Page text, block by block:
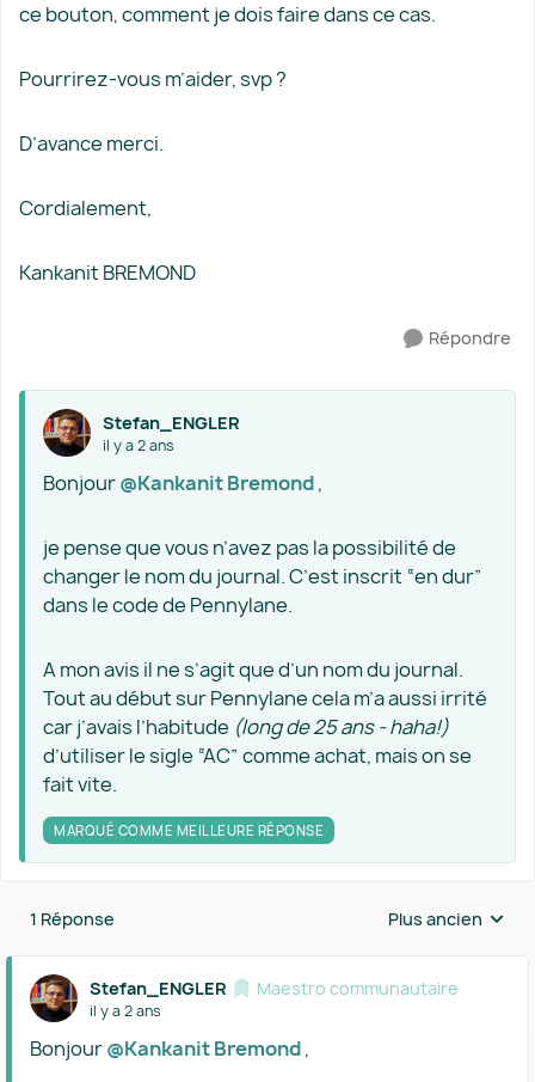
ce bouton, comment je dois faire dans ce cas.
Pourrirez-vous m’aider, svp ?
D’avance merci.
Cordialement,
Kankanit BREMOND
Répondre
Stefan_ENGLER
il y a 2 ans
Bonjour@Kankanit Bremond,
je pense que vous n’avez pas la possibilité de
changer le nom du journal. C’est inscrit “en dur”
dans le code de Pennylane.
A mon avis il ne s’agit que d’un nom du journal.
Tout au début sur Pennylane cela m’a aussi irrité
car j’avais l’habitude (long de 25 ans - haha!)
d’utiliser le sigle “AC” comme achat, mais on se
fait vite.
MARQUÉ COMME MEILLEURE RÉPONSE
1 Réponse Réponses triées
Plus ancien
Stefan_ENGLER Maestro communautaire
il y a 2 ans
Bonjour@Kankanit Bremond,